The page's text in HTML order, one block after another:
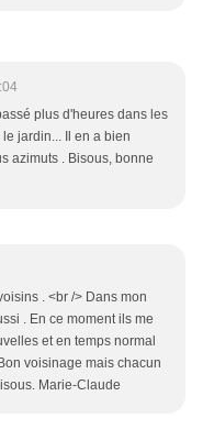
plus d'heures dans les
jardin... Il en a bien
azimuts . Bisous, bonne
. <br /> Dans mon
. En ce moment ils me
et en temps normal
voisinage mais chacun
Marie-Claude